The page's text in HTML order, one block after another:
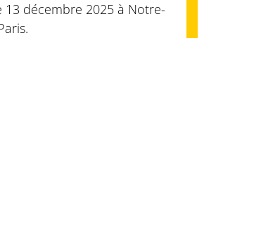
13 décembre 2025 à Notre-